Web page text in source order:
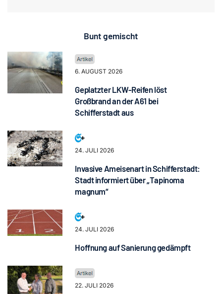
Bunt gemischt
6. AUGUST 2026
Geplatzter LKW-Reifen löst
Großbrand an der A61 bei
Schifferstadt aus
24. JULI 2026
Invasive Ameisenart in Schifferstadt:
Stadt informiert über „Tapinoma
magnum“
24. JULI 2026
Hoffnung auf Sanierung gedämpft
22. JULI 2026